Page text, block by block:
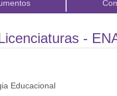
-
Educacional